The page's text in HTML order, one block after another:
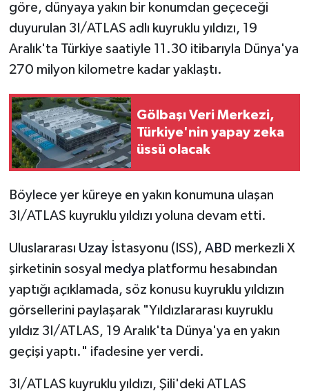
göre, dünyaya yakın bir konumdan geçeceği
duyurulan 3I/ATLAS adlı kuyruklu yıldızı, 19
Aralık'ta Türkiye saatiyle 11.30 itibarıyla Dünya'ya
270 milyon kilometre kadar yaklaştı.
Gölbaşı Veri Merkezi,
Türkiye'nin yapay zeka
üssü olacak
Böylece yer küreye en yakın konumuna ulaşan
3I/ATLAS kuyruklu yıldızı yoluna devam etti.
Uluslararası Uzayİstasyonu (ISS), ABD merkezli X
şirketinin sosyal medya platformu hesabından
yaptığı açıklamada, söz konusu kuyruklu yıldızın
görsellerini paylaşarak "Yıldızlararası kuyruklu
yıldız 3I/ATLAS, 19 Aralık'ta Dünya'ya en yakın
geçişi yaptı." ifadesine yer verdi.
3I/ATLAS kuyruklu yıldızı, Şili'deki ATLAS